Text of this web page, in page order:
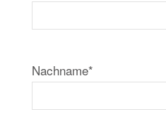
Nachname*